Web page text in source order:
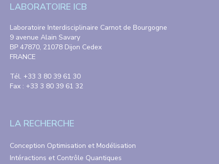
LABORATOIRE ICB
Laboratoire Interdisciplinaire Carnot de Bourgogne
9 avenue Alain Savary
BP 47870, 21078 Dijon Cedex
FRANCE
Tél. +33 3 80 39 61 30
Fax : +33 3 80 39 61 32
LA RECHERCHE
Conception Optimisation et Modélisation
Intéractions et Contrôle Quantiques